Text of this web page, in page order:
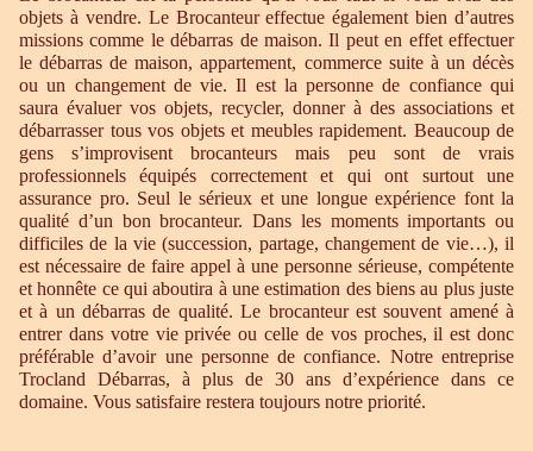
objets à vendre. Le Brocanteur effectue également bien d’autres
missions comme le débarras de maison. Il peut en effet effectuer
le débarras de maison, appartement, commerce suite à un décès
ou un changement de vie. Il est la personne de confiance qui
saura évaluer vos objets, recycler, donner à des associations et
débarrasser tous vos objets et meubles rapidement. Beaucoup de
gens s’improvisent brocanteurs mais peu sont de vrais
professionnels équipés correctement et qui ont surtout une
assurance pro. Seul le sérieux et une longue expérience font la
qualité d’un bon brocanteur. Dans les moments importants ou
difficiles de la vie (succession, partage, changement de vie…), il
est nécessaire de faire appel à une personne sérieuse, compétente
et honnête ce qui aboutira à une estimation des biens au plus juste
et à un débarras de qualité. Le brocanteur est souvent amené à
entrer dans votre vie privée ou celle de vos proches, il est donc
préférable d’avoir une personne de confiance. Notre entreprise
Trocland Débarras, à plus de 30 ans d’expérience dans ce
domaine. Vous satisfaire restera toujours notre priorité.